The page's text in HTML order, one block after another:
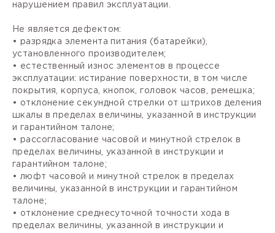
нарушением правил эксплуатации.
Не является дефектом:
• разрядка элемента питания (батарейки),
установленного производителем;
• естественный износ элементов в процессе
эксплуатации: истирание поверхности, в том числе
покрытия, корпуса, кнопок, головок часов, ремешка;
• отклонение секундной стрелки от штрихов деления
шкалы в пределах величины, указанной в инструкции
и гарантийном талоне;
• рассогласование часовой и минутной стрелок в
пределах величины, указанной в инструкции и
гарантийном талоне;
• люфт часовой и минутной стрелок в пределах
величины, указанной в инструкции и гарантийном
талоне;
• отклонение среднесуточной точности хода в
пределах величины, указанной в инструкции и